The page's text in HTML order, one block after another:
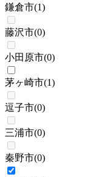
鎌倉市(1)
藤沢市(0)
小田原市(0)
茅ヶ崎市(1)
逗子市(0)
三浦市(0)
秦野市(0)